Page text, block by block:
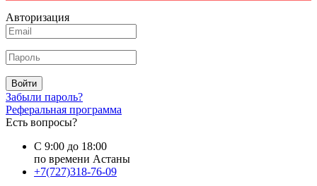
Авторизация
Войти
Забыли пароль?
Реферальная программа
Есть вопросы?
С 9:00 до 18:00
по времени Астаны
+7(727)318-76-09